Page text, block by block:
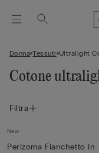
Donna Tessuti Ultralight
Cotone
Filtra
New
Perizoma Fianchetto in